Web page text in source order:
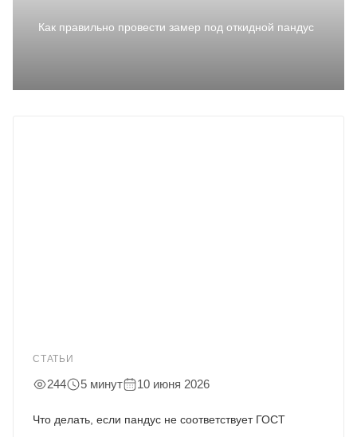
Как правильно провести замер под откидной пандус
СТАТЬИ
244 5 минут 10 июня 2026
Что делать, если пандус не соответствует ГОСТ